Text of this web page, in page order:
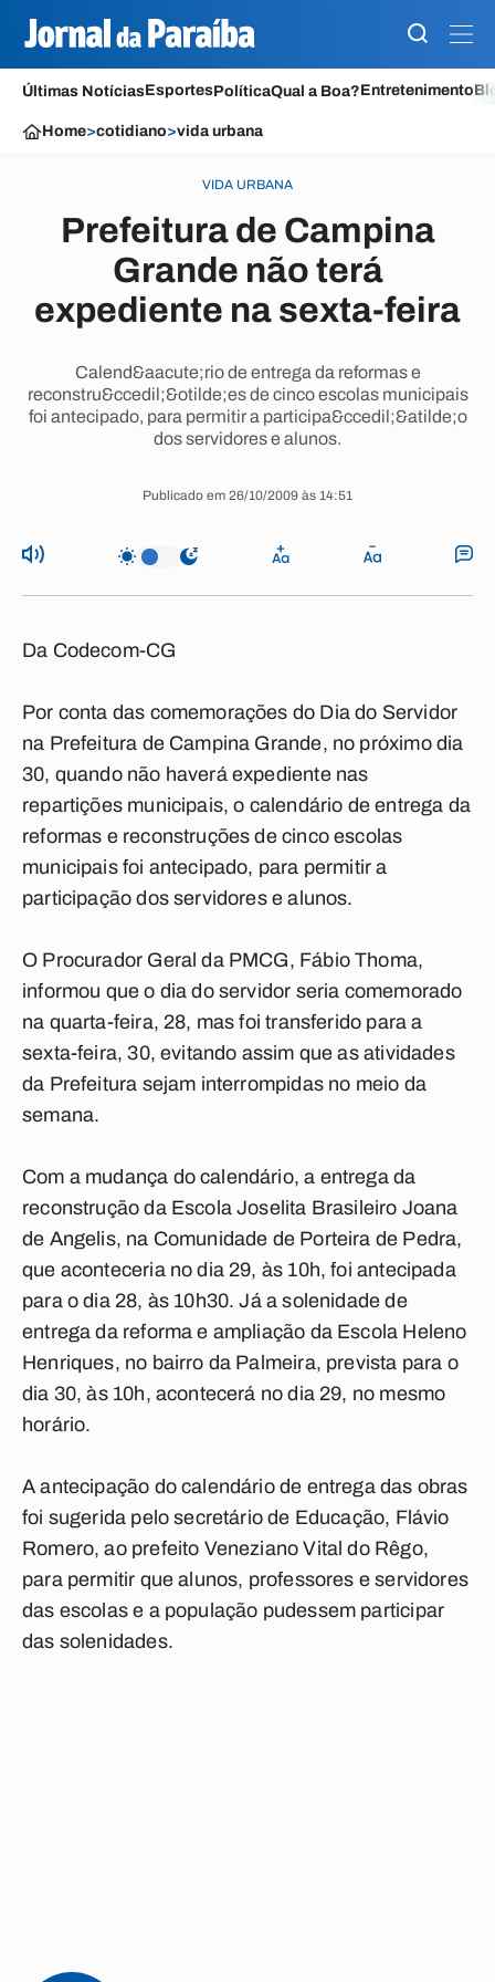
Últimas NotíciasEsportesPolíticaQual a Boa?Entretenimento
Home>cotidiano>vida urbana
VIDA URBANA
Prefeitura de Campina
Grande não terá
expediente na sexta-feira
Calend&aacute;rio de entrega da reformas e
reconstru&ccedil;&otilde;es de cinco escolas municipais
foi antecipado, para permitir a participa&ccedil;&atilde;o
dos servidores e alunos.
Publicado em 26/10/2009 às 14:51
Da Codecom-CG
Por conta das comemorações do Dia do Servidor
na Prefeitura de Campina Grande, no próximo dia
30, quando não haverá expediente nas
repartições municipais, o calendário de entrega da
reformas e reconstruções de cinco escolas
municipais foi antecipado, para permitir a
participação dos servidores e alunos.
O Procurador Geral da PMCG, Fábio Thoma,
informou que o dia do servidor seria comemorado
na quarta-feira, 28, mas foi transferido para a
sexta-feira, 30, evitando assim que as atividades
da Prefeitura sejam interrompidas no meio da
semana.
Com a mudança do calendário, a entrega da
reconstrução da Escola Joselita Brasileiro Joana
de Angelis, na Comunidade de Porteira de Pedra,
que aconteceria no dia 29, às 10h, foi antecipada
para o dia 28, às 10h30. Já a solenidade de
entrega da reforma e ampliação da Escola Heleno
Henriques, no bairro da Palmeira, prevista para o
dia 30, às 10h, acontecerá no dia 29, no mesmo
horário.
A antecipação do calendário de entrega das obras
foi sugerida pelo secretário de Educação, Flávio
Romero, ao prefeito Veneziano Vital do Rêgo,
para permitir que alunos, professores e servidores
das escolas e a população pudessem participar
das solenidades.